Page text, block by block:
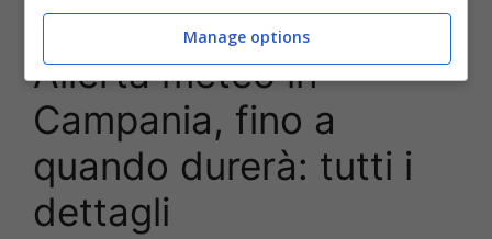
Meteo e Servizi
Allerta meteo in
Campania, fino a
quando durerà: tutti i
dettagli
Manage options